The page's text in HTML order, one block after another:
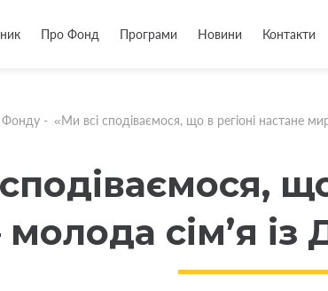
Про Фонд Програми Новини Контакти
Фонду - «Ми всі сподіваємося, що в регіоні настане
сім’я із